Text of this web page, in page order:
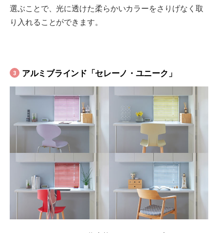
選ぶことで、光に透けた柔らかいカラーをさりげなく取
り入れることができます。
3 アルミブラインド「セレーノ・ユニーク」